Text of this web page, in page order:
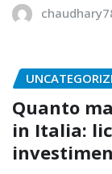
Quanto
in Italia: